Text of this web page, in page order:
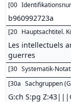
[00
b960992723a
[20 Hauptsachtitel.
Les intellectuels
guerres
[30 Systematik-
[30a Sachgruppen
G:ch S:pg